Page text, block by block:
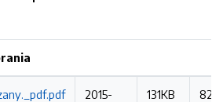
2015-
131KB
827